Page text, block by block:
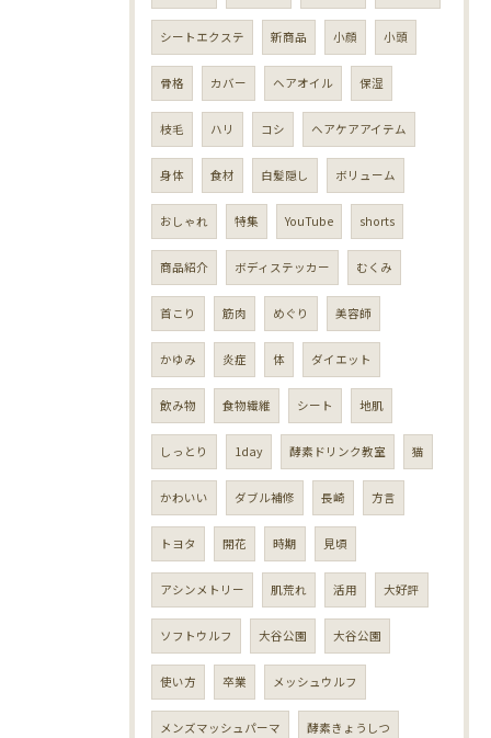
シートエクステ 新商品 小顔 小頭
骨格 カバー ヘアオイル 保湿
枝毛 ハリ コシ ヘアケアアイテム
身体 食材 白髪隠し ボリューム
おしゃれ 特集 YouTube shorts
商品紹介 ボディステッカー むくみ
首こり 筋肉 めぐり 美容師
かゆみ 炎症 体 ダイエット
飲み物 食物繊維 シート 地肌
しっとり 1day 酵素ドリンク教室 猫
かわいい ダブル補修 長崎 方言
トヨタ 開花 時期 見頃
アシンメトリー 肌荒れ 活用 大好評
ソフトウルフ 大谷公園 大谷公園
使い方 卒業 メッシュウルフ
メンズマッシュパーマ 酵素きょうしつ